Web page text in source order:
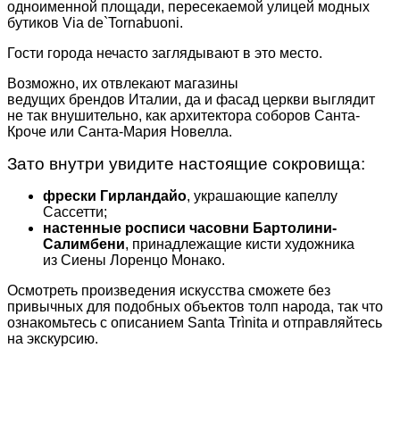
одноименной площади, пересекаемой улицей модных
бутиков Via de`Tornabuoni.
Гости города нечасто заглядывают в это место.
Возможно, их отвлекают магазины
ведущих брендов Италии, да и фасад церкви выглядит
не так внушительно, как архитектора соборов Санта-
Кроче или Санта-Мария Новелла.
Зато внутри увидите настоящие сокровища:
фрески Гирландайо, украшающие капеллу
Сассетти;
настенные росписи часовни Бартолини-
Салимбени, принадлежащие кисти художника
из Сиены Лоренцо Монако.
Осмотреть произведения искусства сможете без
привычных для подобных объектов толп народа, так что
ознакомьтесь с описанием Santa Trìnita и отправляйтесь
на экскурсию.